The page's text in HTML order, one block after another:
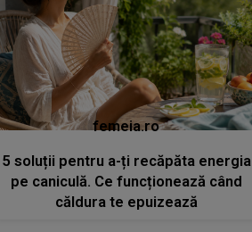
femeia.ro
5 soluții pentru a-ți recăpăta energia
pe caniculă. Ce funcționează când
căldura te epuizează